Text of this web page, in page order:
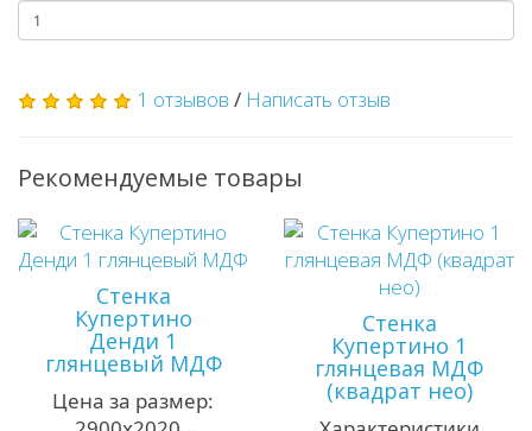
1 отзывов / Написать отзыв
Рекомендуемые товары
Стенка
Купертино
Денди 1
глянцевый МДФ
Цена за размер:
Стенка
Купертино 1
глянцевая МДФ
(квадрат нео)